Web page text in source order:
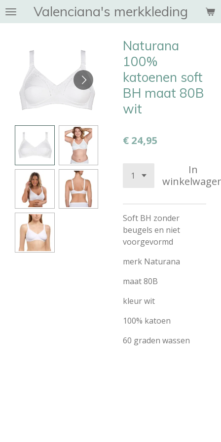
Ga
direct
Valenciana's merkkleding
Naturana
100%
katoenen soft
BH maat 80B
wit
€ 24,95
In
Soft BH zonder
beugels en niet
voorgevormd
merk Naturana
maat 80B
kleur wit
100% katoen
60 graden wassen